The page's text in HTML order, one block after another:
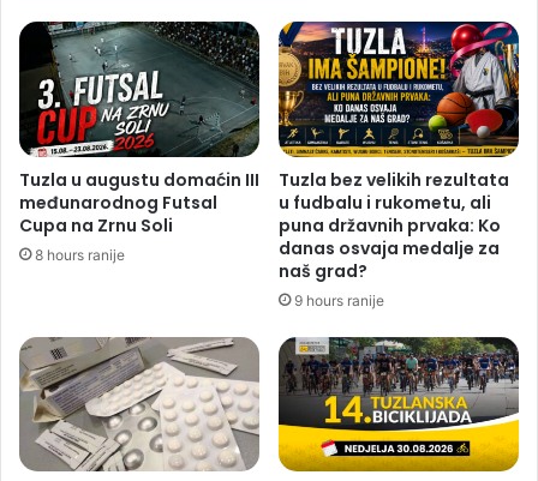
Tuzla u augustu domaćin III
međunarodnog Futsal
Cupa na Zrnu Soli
8 hours ranije
Tuzla bez velikih rezultata
u fudbalu i rukometu, ali
puna državnih prvaka: Ko
danas osvaja medalje za
naš grad?
9 hours ranije